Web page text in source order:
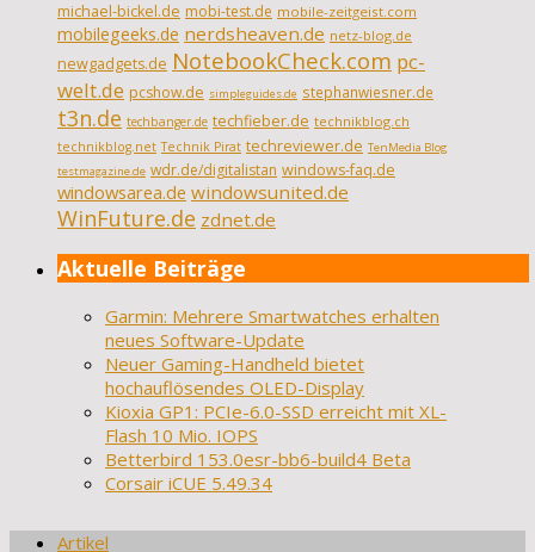
michael-bickel.de mobi-test.de mobile-zeitgeist.com
mobilegeeks.de nerdsheaven.de netz-blog.de
newgadgets.de NotebookCheck.com pc-
welt.de pcshow.de simpleguides.de stephanwiesner.de
t3n.de techbanger.de techfieber.de technikblog.ch
technikblog.net Technik Pirat techreviewer.de TenMedia Blog
testmagazine.de wdr.de/digitalistan windows-faq.de
windowsarea.de windowsunited.de
WinFuture.de zdnet.de
Aktuelle Beiträge
Garmin: Mehrere Smartwatches erhalten
neues Software-Update
Neuer Gaming-Handheld bietet
hochauflösendes OLED-Display
Kioxia GP1: PCIe-6.0-SSD erreicht mit XL-
Flash 10 Mio. IOPS
Betterbird 153.0esr-bb6-build4 Beta
Corsair iCUE 5.49.34
Artikel